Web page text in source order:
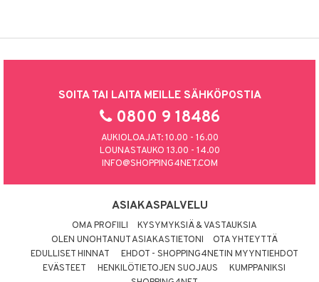
SOITA TAI LAITA MEILLE SÄHKÖPOSTIA
0800 9 18486
AUKIOLOAJAT: 10.00 - 16.00
LOUNASTAUKO 13.00 - 14.00
INFO@SHOPPING4NET.COM
ASIAKASPALVELU
OMA PROFIILI
KYSYMYKSIÄ & VASTAUKSIA
OLEN UNOHTANUT ASIAKASTIETONI
OTA YHTEYTTÄ
EDULLISET HINNAT
EHDOT - SHOPPING4NETIN MYYNTIEHDOT
EVÄSTEET
HENKILÖTIETOJEN SUOJAUS
KUMPPANIKSI